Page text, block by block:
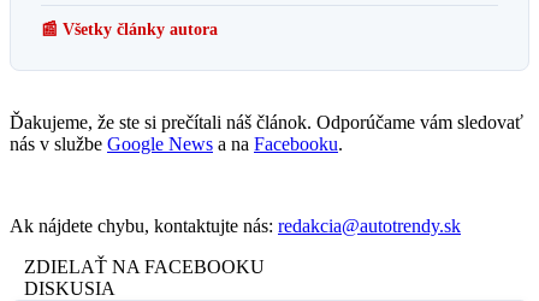
📰 Všetky články autora
Ďakujeme, že ste si prečítali náš článok. Odporúčame vám sledovať
nás v službe Google News a na Facebooku.
Ak nájdete chybu, kontaktujte nás: redakcia@autotrendy.sk
ZDIELAŤ NA FACEBOOKU
DISKUSIA